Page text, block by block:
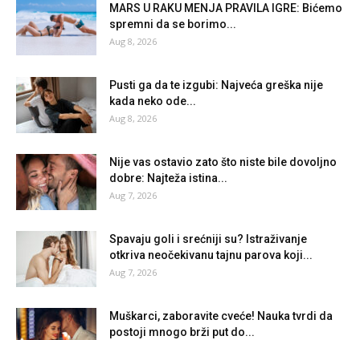
MARS U RAKU MENJA PRAVILA IGRE: Bićemo
spremni da se borimo...
Aug 8, 2026
Pusti ga da te izgubi: Najveća greška nije
kada neko ode...
Aug 8, 2026
Nije vas ostavio zato što niste bile dovoljno
dobre: Najteža istina...
Aug 7, 2026
Spavaju goli i srećniji su? Istraživanje
otkriva neočekivanu tajnu parova koji...
Aug 7, 2026
Muškarci, zaboravite cveće! Nauka tvrdi da
postoji mnogo brži put do...